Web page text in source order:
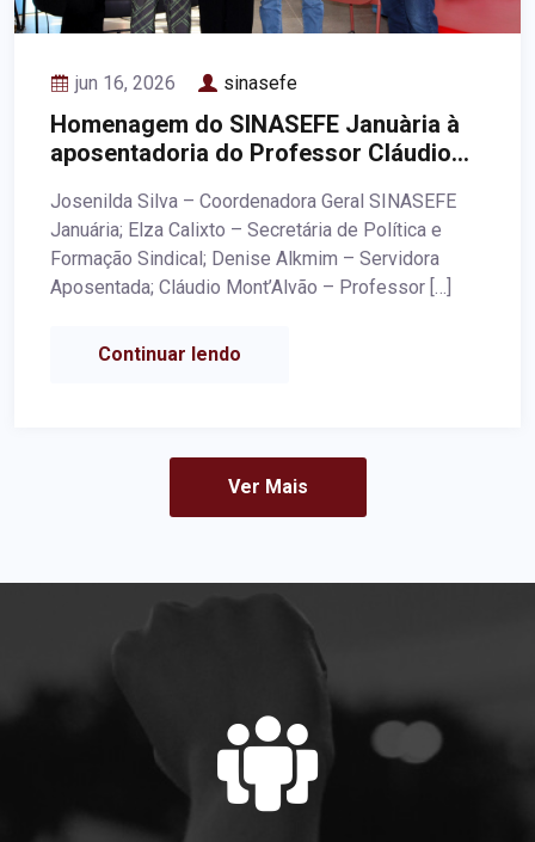
jun 16, 2026 sinasefe
Homenagem do SINASEFE Januària à
aposentadoria do Professor Cláudio
Josenilda Silva – Coordenadora Geral SINASEFE
Januária; Elza Calixto – Secretária de Política e
Formação Sindical; Denise Alkmim – Servidora
Aposentada; Cláudio Mont’Alvão – Professor […]
Continuar lendo
Ver Mais